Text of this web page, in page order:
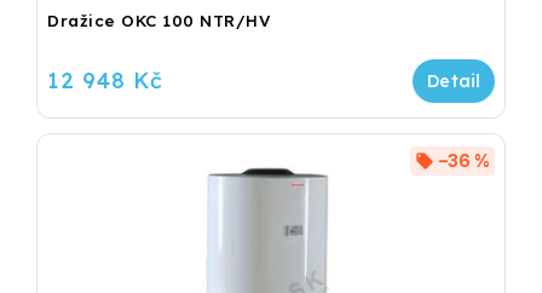
Dražice OKC 100 NTR/HV
12 948 Kč
–36 %